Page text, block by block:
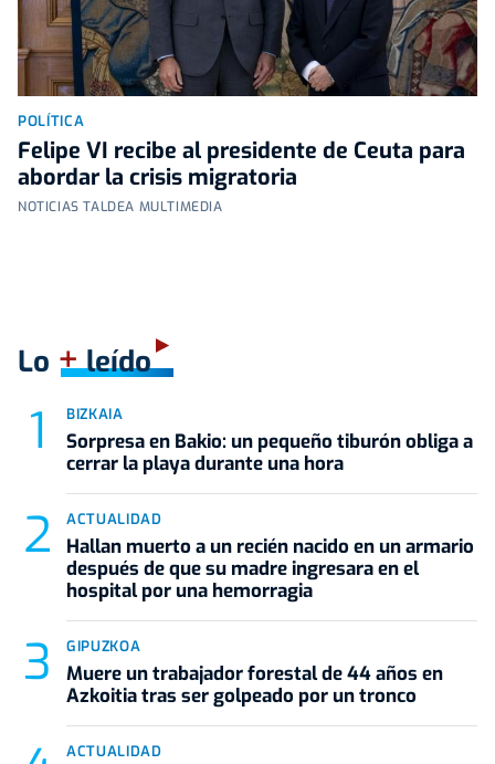
POLÍTICA
Felipe VI recibe al presidente de Ceuta para
abordar la crisis migratoria
NOTICIAS TALDEA MULTIMEDIA
Lo +leído
BIZKAIA
Sorpresa en Bakio: un pequeño tiburón obliga a
cerrar la playa durante una hora
ACTUALIDAD
Hallan muerto a un recién nacido en un armario
después de que su madre ingresara en el
hospital por una hemorragia
GIPUZKOA
Muere un trabajador forestal de 44 años en
Azkoitia tras ser golpeado por un tronco
ACTUALIDAD